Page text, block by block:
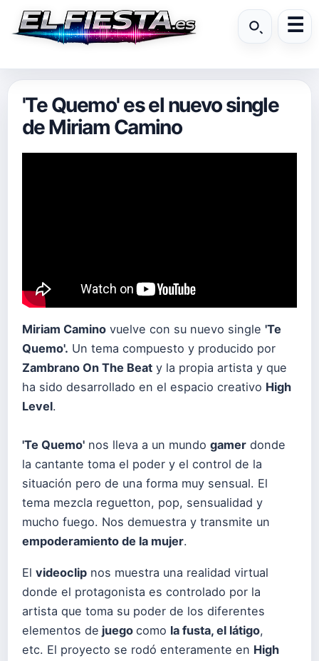
'Te Quemo' es el nuevo single
de Miriam Camino
Miriam Camino vuelve con su nuevo single 'Te
Quemo'. Un tema compuesto y producido por
Zambrano On The Beat y la propia artista y que
ha sido desarrollado en el espacio creativo High
Level.
'Te Quemo' nos lleva a un mundo gamer donde
la cantante toma el poder y el control de la
situación pero de una forma muy sensual. El
tema mezcla reguetton, pop, sensualidad y
mucho fuego. Nos demuestra y transmite un
empoderamiento de la mujer.
El videoclip nos muestra una realidad virtual
donde el protagonista es controlado por la
artista que toma su poder de los diferentes
elementos de juego como la fusta, el látigo,
etc. El proyecto se rodó enteramente en High